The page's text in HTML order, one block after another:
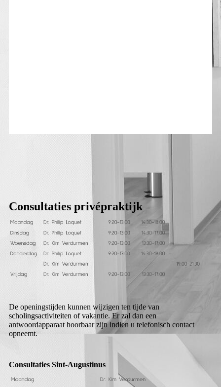
Consultaties privépraktijk
De openingstijden kunnen wijzigen ten tijde van
scholingsactiviteiten of vakantie. Er zal dan een
antwoordapparaat hoorbaar zijn indien u telefonisch contact
opneemt.
Consultaties Sint-Augustinus